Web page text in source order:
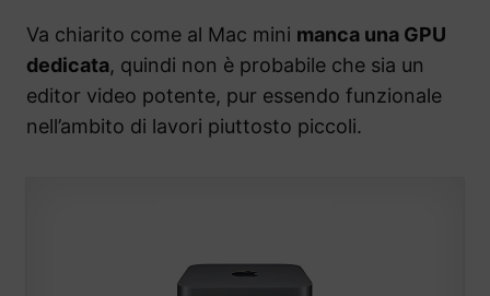
Va chiarito come al Mac mini manca una GPU
dedicata, quindi non è probabile che sia un
editor video potente, pur essendo funzionale
nell’ambito di lavori piuttosto piccoli.